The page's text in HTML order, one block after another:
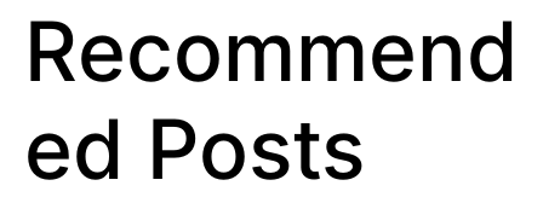
Recommend
ed Posts